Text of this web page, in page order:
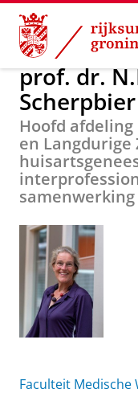
Skip
Content
Skip
Navigation
Over ons
prof. dr.
Scherpbier
Hoofd
en Langdurige
samenwerking
Faculteit Medische